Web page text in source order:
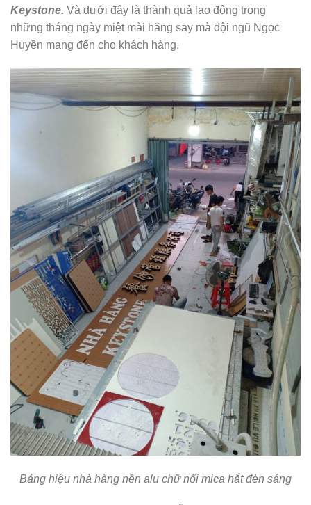
Keystone. Và dưới đây là thành quả lao động trong
những tháng ngày miệt mài hăng say mà đội ngũ Ngọc
Huyền mang đến cho khách hàng.
Bảng hiệu nhà hàng nền alu chữ nổi mica hắt đèn sáng